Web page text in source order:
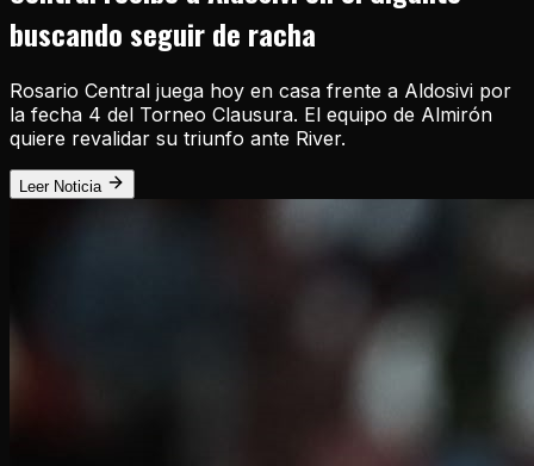
buscando seguir de racha
Rosario Central juega hoy en casa frente a Aldosivi por
la fecha 4 del Torneo Clausura. El equipo de Almirón
quiere revalidar su triunfo ante River.
Leer Noticia